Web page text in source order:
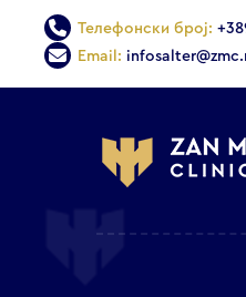
Телефонски број:
Email: